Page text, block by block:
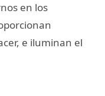
en los
e iluminan el